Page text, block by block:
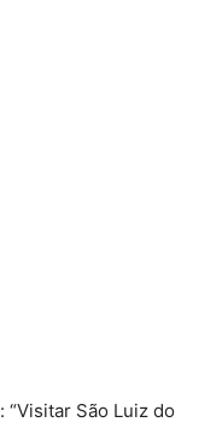
: “Visitar São Luiz do